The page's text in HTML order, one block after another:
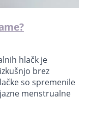
hlačk je
brez
so spremenile
menstrualne